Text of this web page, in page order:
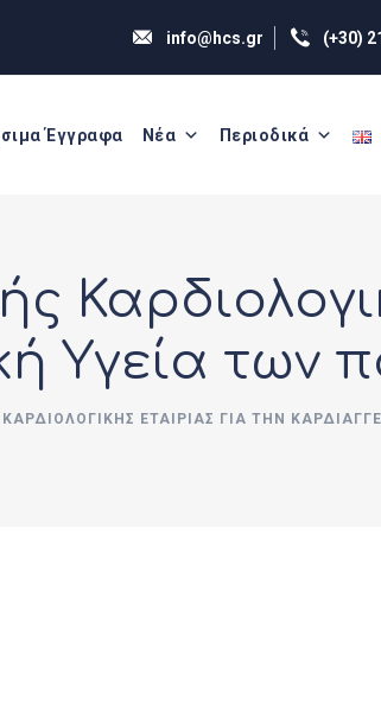
info@hcs.gr (+30)
Έγγραφα Νέα Περιοδικά
Υγεία των
ΕΤΑΙΡΊΑΣ ΓΙΑ ΤΗΝ